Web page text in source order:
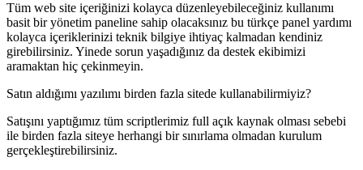
Tüm web site içeriğinizi kolayca düzenleyebileceğiniz kullanımı
basit bir yönetim paneline sahip olacaksınız bu türkçe panel yardımı
kolayca içeriklerinizi teknik bilgiye ihtiyaç kalmadan kendiniz
girebilirsiniz. Yinede sorun yaşadığınız da destek ekibimizi
aramaktan hiç çekinmeyin.
Satın aldığımı yazılımı birden fazla sitede kullanabilirmiyiz?
Satışını yaptığımız tüm scriptlerimiz full açık kaynak olması sebebi
ile birden fazla siteye herhangi bir sınırlama olmadan kurulum
gerçekleştirebilirsiniz.